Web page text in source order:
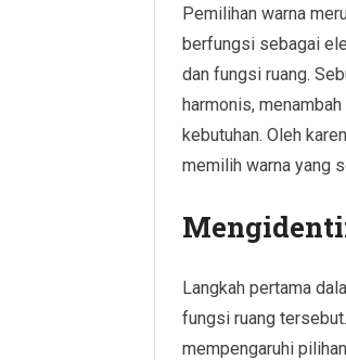
Pemilihan warna
berfungsi sebagai
dan fungsi ruang.
harmonis,
kebutuhan. Oleh
memilih warna yang
Langkah pertama
fungsi ruang
mempengaruhi